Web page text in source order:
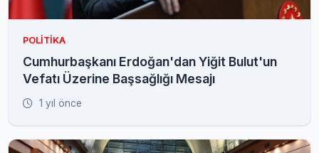
POLITIKA
Cumhurbaşkanı Erdoğan'dan Yiğit Bulut'un
Vefatı Üzerine Başsağlığı Mesajı
1 yıl önce